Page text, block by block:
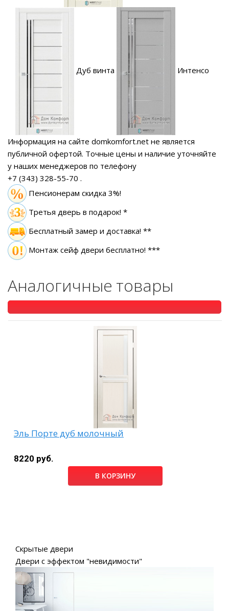
Дуб винта Интенсо
Информация на сайте domkomfort.net не является
публичной офертой. Точные цены и наличие уточняйте
у наших менеджеров по телефону
+7 (343) 328-55-70 .
Пенсионерам скидка 3%!
Третья дверь в подарок! *
Бесплатный замер и доставка! **
Монтаж сейф двери бесплатно! ***
Аналогичные товары
Эль Порте дуб молочный
8220 руб.
В КОРЗИНУ
Скрытые двери
Двери с эффектом "невидимости"